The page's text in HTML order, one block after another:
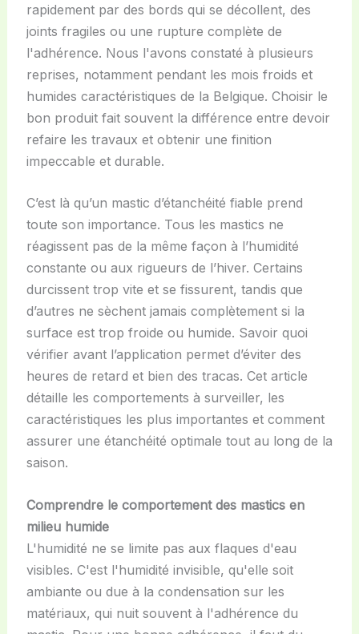
rapidement par des bords qui se décollent, des
joints fragiles ou une rupture complète de
l'adhérence. Nous l'avons constaté à plusieurs
reprises, notamment pendant les mois froids et
humides caractéristiques de la Belgique. Choisir le
bon produit fait souvent la différence entre devoir
refaire les travaux et obtenir une finition
impeccable et durable.
C’est là qu’un mastic d’étanchéité fiable prend
toute son importance. Tous les mastics ne
réagissent pas de la même façon à l’humidité
constante ou aux rigueurs de l’hiver. Certains
durcissent trop vite et se fissurent, tandis que
d’autres ne sèchent jamais complètement si la
surface est trop froide ou humide. Savoir quoi
vérifier avant l’application permet d’éviter des
heures de retard et bien des tracas. Cet article
détaille les comportements à surveiller, les
caractéristiques les plus importantes et comment
assurer une étanchéité optimale tout au long de la
saison.
Comprendre le comportement des mastics en
milieu humide
L'humidité ne se limite pas aux flaques d'eau
visibles. C'est l'humidité invisible, qu'elle soit
ambiante ou due à la condensation sur les
matériaux, qui nuit souvent à l'adhérence du